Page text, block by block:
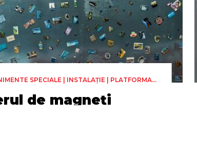
SPECIALE | INSTALAȚIE | PLATFORMA
de magneți